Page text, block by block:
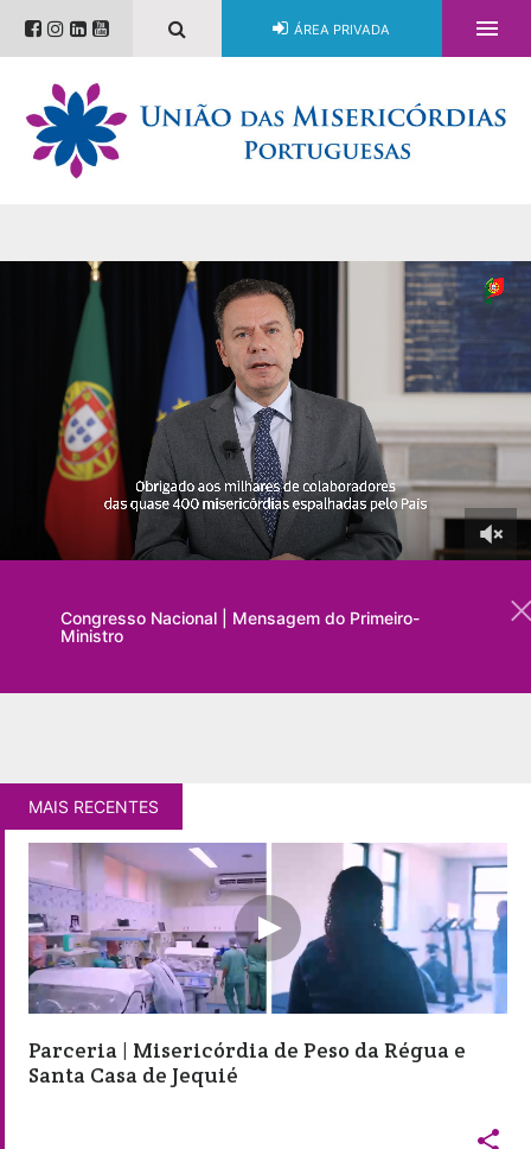
ÁREA PRIVADA 
Congresso Nacional | Mensagem do Primeiro-
Ministro
MAIS RECENTES
Parceria | Misericórdia de Peso da Régua e
Santa Casa de Jequié
